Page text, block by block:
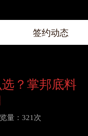
签约动态
？掌邦底料
量：321次